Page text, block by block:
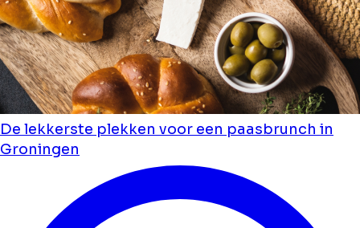
De lekkerste plekken voor een paasbrunch in
Groningen